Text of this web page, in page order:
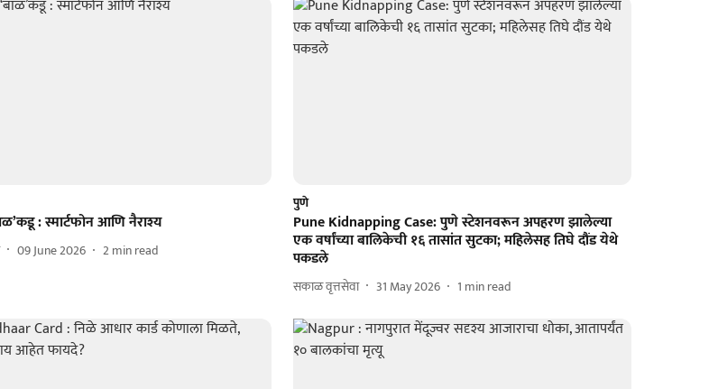
: स्मार्टफोन आणि नैराश्य
09 June 2026 2min read
पुणे
Pune Kidnapping Case: पुणे स्टेशनवरून अपहरण झालेल्या
एक वर्षांच्या बालिकेची १६ तासांत सुटका; महिलेसह तिघे दौंड येथे
पकडले
सकाळ वृत्तसेवा 31 May 2026 1 min read